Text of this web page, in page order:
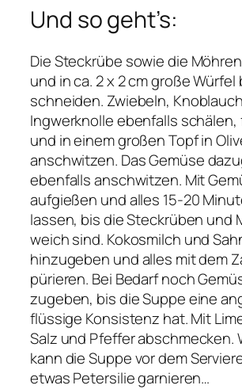
Und so geht’s:
Die Steckrübe sowie die
und in ca. 2 x 2 cm große Würfel
schneiden. Zwiebeln,
Ingwerknolle ebenfalls
und in einem großen Topf in
anschwitzen. Das Gemüse
ebenfalls anschwitzen. Mit
aufgießen und alles 15-20
lassen, bis die Steckrüben und
weich sind. Kokosmilch und
hinzugeben und alles mit dem
pürieren. Bei Bedarf noch
zugeben, bis die Suppe eine
flüssige Konsistenz hat. Mit
Salz und Pfeffer abschmecken.
kann die Suppe vor dem
etwas Petersilie garnieren…